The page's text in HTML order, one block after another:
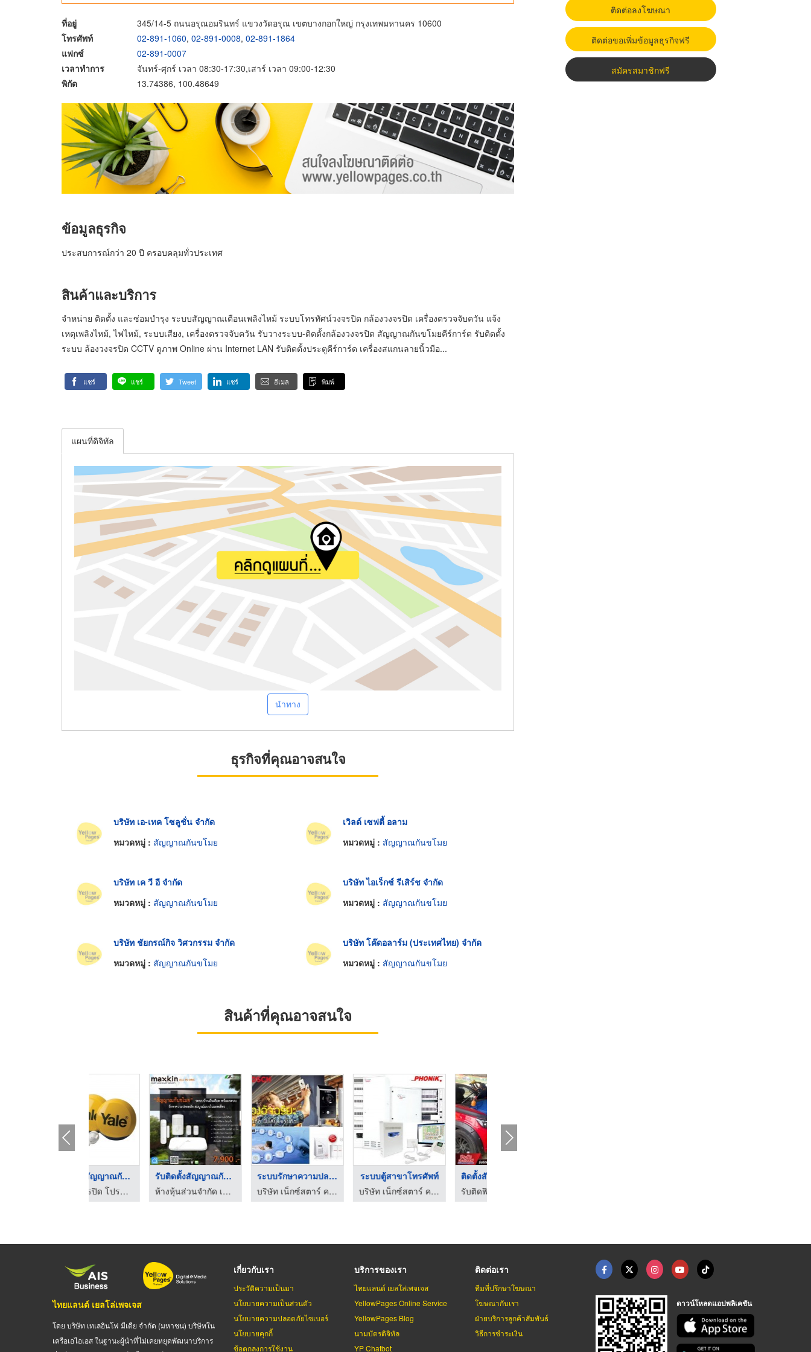
ที่อยู่
345/14-5 ถนนอรุณอมรินทร์ แขวงวัดอรุณ เขตบางกอกใหญ่ กรุงเทพมหานคร 10600
โทรศัพท์
02-891-1060, 02-891-0008, 02-891-1864
แฟกซ์
02-891-0007
เวลาทำการ
จันทร์-ศุกร์ เวลา 08:30-17:30,เสาร์ เวลา 09:00-12:30
พิกัด
13.74386, 100.48649
ข้อมูลธุรกิจ
ประสบการณ์กว่า 20 ปี ครอบคลุมทั่วประเทศ
สินค้าและบริการ
จำหน่าย ติดตั้ง และซ่อมบำรุง ระบบสัญญาณเตือนเพลิงไหม้ ระบบโทรทัศน์วงจรปิด กล้องวงจรปิด เครื่องตรวจจับควัน แจ้ง
เหตุเพลิงไหม้, ไฟไหม้, ระบบเสียง, เครื่องตรวจจับควัน รับวางระบบ-ติดตั้งกล้องวงจรปิด สัญญาณกันขโมยคีร์การ์ด รับติดตั้ง
ระบบ ล้องวงจรปิด CCTV ดูภาพ Online ผ่าน Internet LAN รับติดตั้งประตูคีร์การ์ด เครื่องสแกนลายนิ้วมือ...
แชร์ แชร์ Tweet แชร์ อีเมล พิมพ์
แผนที่ดิจิทัล
นำทาง
ธุรกิจที่คุณอาจสนใจ
บริษัท เอ-เทค โซลูชั่น จำกัด
หมวดหมู่ : สัญญาณกันขโมย
เวิลด์ เซฟตี้ อลาม
หมวดหมู่ : สัญญาณกันขโมย
บริษัท เค วี อี จำกัด
หมวดหมู่ : สัญญาณกันขโมย
บริษัท ไอเร็กซ์ รีเสิร์ช จำกัด
หมวดหมู่ : สัญญาณกันขโมย
บริษัท ชัยกรณ์กิจ วิศวกรรม จำกัด
หมวดหมู่ : สัญญาณกันขโมย
บริษัท โค๊ดอลาร์ม (ประเทศไทย) จำกัด
หมวดหมู่ : สัญญาณกันขโมย
สินค้าที่คุณอาจสนใจ
รับติดตั้งสัญญาณกันข ...
ห้างหุ้นส่วนจำกัด เอ.เอ็น.ที เทคโนโลยี เซอร์วิส
ระบบรักษาความปลอดภัย ...
บริษัท เน็กซ์สตาร์ คอมมิวนิเคชั่น จำกัด
ระบบตู้สาขาโทรศัพท์
บริษัท เน็กซ์สตาร์ คอมมิวนิเคชั่น จำกัด
ติดตั้งสัญญาณกันขโมย ...
รับติดฟิล์มรถยนต์ สุพรรณบุรี- วีระชัยประดับยนต์
ติดต่อลงโฆษณา
ติดต่อขอเพิ่มข้อมูลธุรกิจฟรี
สมัครสมาชิกฟรี
ไทยแลนด์ เยลโล่เพจเจส
โดย บริษัท เทเลอินโฟ มีเดีย จำกัด (มหาชน) บริษัทใน
เครือเอไอเอส ในฐานะผู้นำที่ไม่เคยหยุดพัฒนาบริการ
เกี่ยวกับเรา
ประวัติความเป็นมา
นโยบายความเป็นส่วนตัว
นโยบายความปลอดภัยไซเบอร์
นโยบายคุกกี้
ข้อตกลงการใช้งาน
บริการของเรา
ไทยแลนด์ เยลโล่เพจเจส
YellowPages Online Service
YellowPages Blog
นามบัตรดิจิทัล
YP Chatbot
ติดต่อเรา
ทีมที่ปรึกษาโฆษณา
โฆษณากับเรา
ฝ่ายบริการลูกค้าสัมพันธ์
วิธีการชำระเงิน
ดาวน์โหลดแอปพลิเคชัน